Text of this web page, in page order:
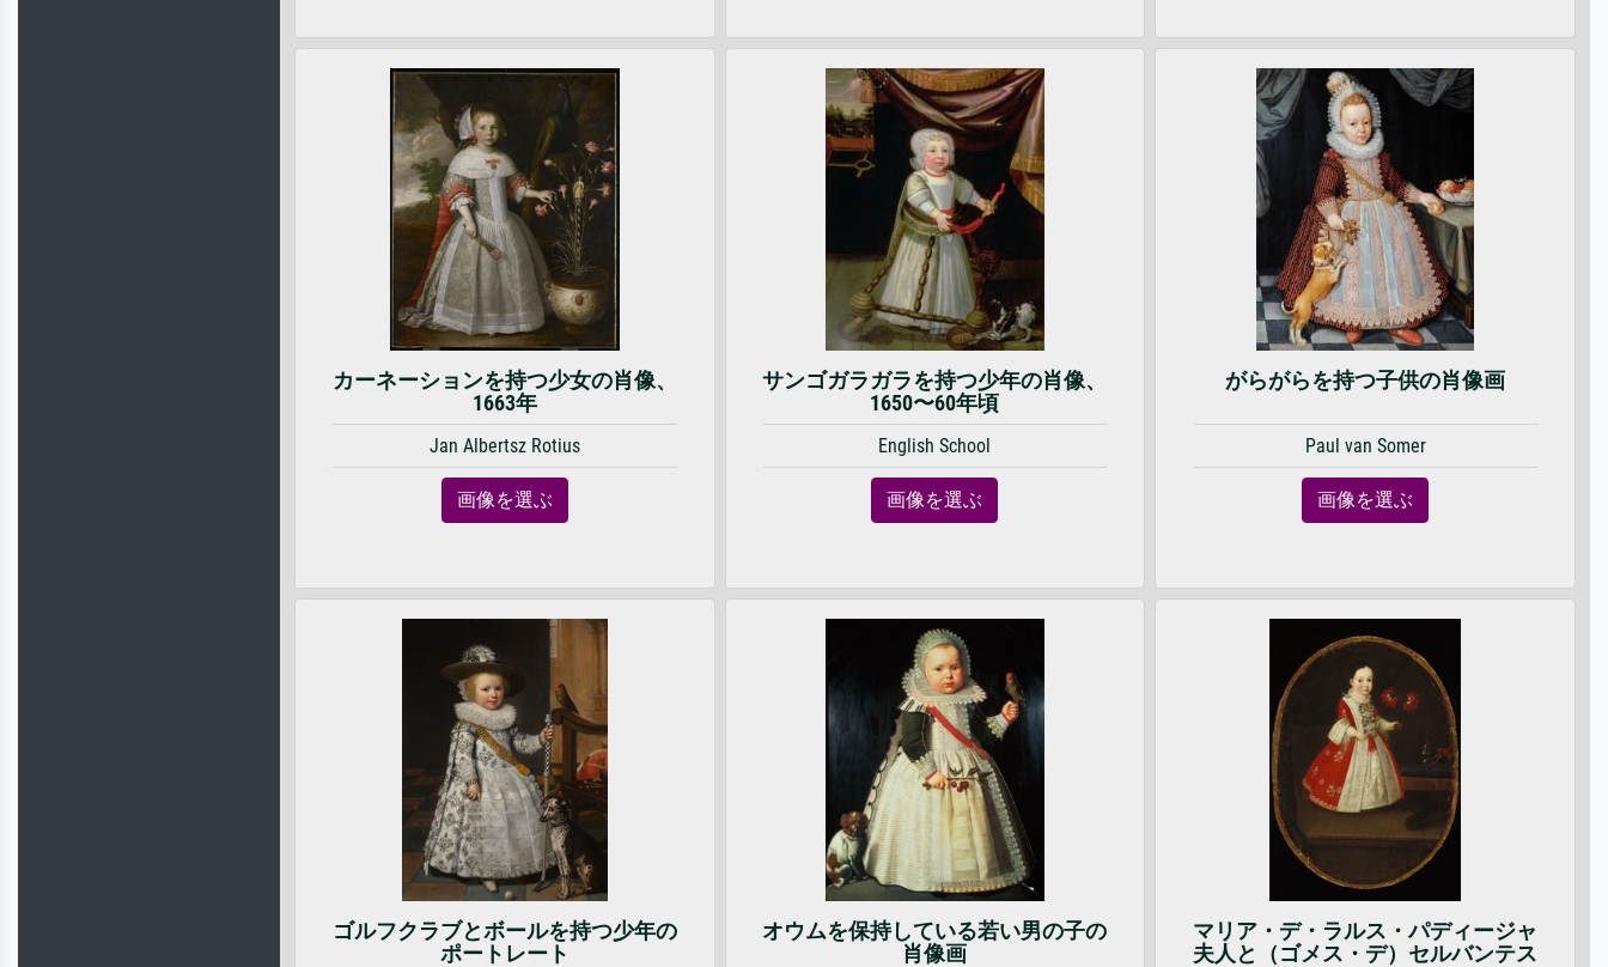
カーネーションを持つ少女の肖像、
1663年
Jan Albertsz Rotius
画像を選ぶ
サンゴガラガラを持つ少年の肖像、
1650〜60年頃
English School
画像を選ぶ
がらがらを持つ子供の肖像画
Paul van Somer
画像を選ぶ
ゴルフクラブとボールを持つ少年の
ポートレート
オウムを保持している若い男の子の
肖像画
マリア・デ・ラルス・パディージャ
夫人と（ゴメス・デ）セルバンテス